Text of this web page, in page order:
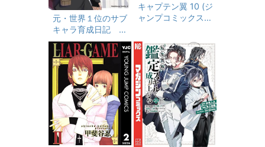
元・世界１位のサブ
キャラ育成日記 ～
廃プレイヤー、異世
界を攻略中！～
（１４） (角川コミッ
クス・エース)
キャプテン翼 10 (ジ
ャンプコミックスDI